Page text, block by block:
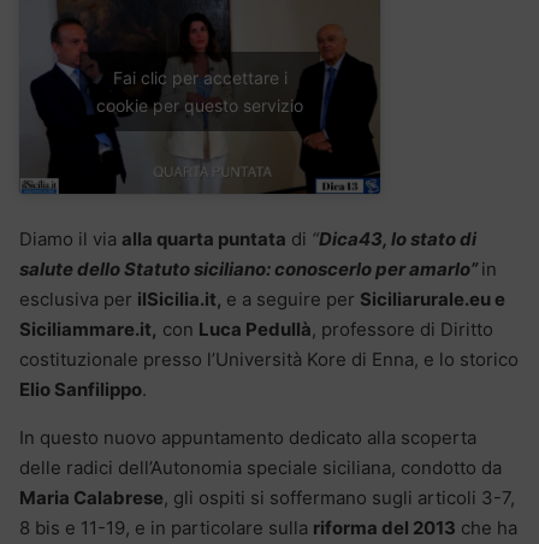
Fai clic per accettare i
cookie per questo servizio
Diamo il via alla quarta puntata di “Dica43, lo stato di
salute dello Statuto siciliano: conoscerlo per amarlo”in
esclusiva per ilSicilia.it, e a seguire per Siciliarurale.eu e
Siciliammare.it, con Luca Pedullà, professore di Diritto
costituzionale presso l’Università Kore di Enna, e lo storico
Elio Sanfilippo.
In questo nuovo appuntamento dedicato alla scoperta
delle radici dell’Autonomia speciale siciliana, condotto da
Maria Calabrese, gli ospiti si soffermano sugli articoli 3-7,
8 bis e 11-19, e in particolare sulla riforma del 2013 che ha